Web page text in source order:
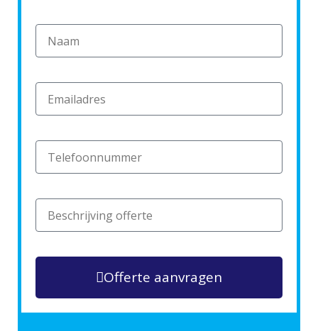
Offerte aanvragen